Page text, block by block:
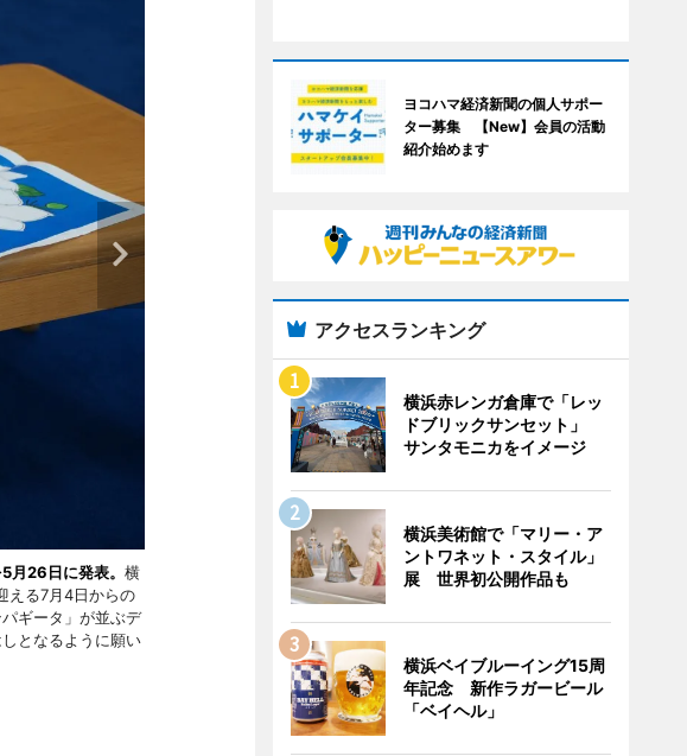
月26日に発表。 横
える7月4日からの
ギータ」が並ぶデ
となるように願い
ヨコハマ経済新聞の個人サポー
ター募集 【New】会員の活動
紹介始めます
アクセスランキング
横浜赤レンガ倉庫で「レッ
ドブリックサンセット」
サンタモニカをイメージ
横浜美術館で「マリー・ア
ントワネット・スタイル」
展 世界初公開作品も
横浜ベイブルーイング15周
年記念 新作ラガービール
「ベイヘル」